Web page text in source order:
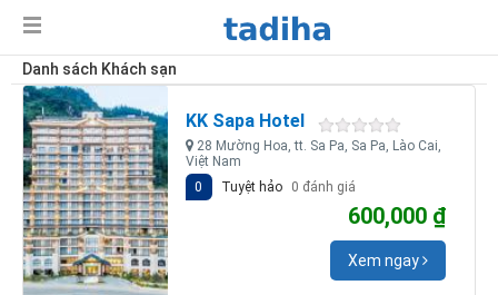
Danh sách Khách sạn
KK Sapa Hotel
28 Mường Hoa, tt. Sa Pa, Sa Pa, Lào Cai,
Việt Nam
Tuyệt hảo
0 đánh giá
0
600,000 ₫
Xem ngay